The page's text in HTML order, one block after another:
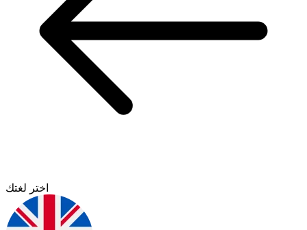
اختر لغتك